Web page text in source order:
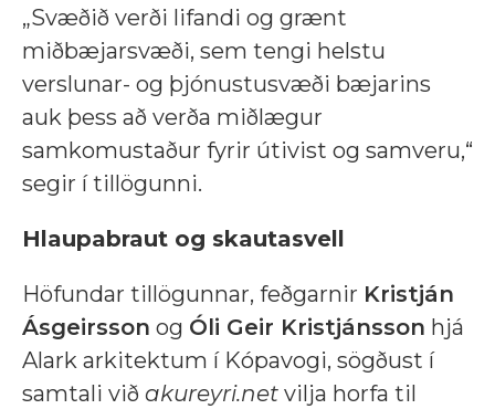
„Svæðið verði lifandi og grænt
miðbæjarsvæði, sem tengi helstu
verslunar- og þjónustusvæði bæjarins
auk þess að verða miðlægur
samkomustaður fyrir útivist og samveru,“
segir í tillögunni.
Hlaupabraut og skautasvell
Höfundar tillögunnar, feðgarnir Kristján
Ásgeirsson og Óli Geir Kristjánsson hjá
Alark arkitektum í Kópavogi, sögðust í
samtali við akureyri.net vilja horfa til